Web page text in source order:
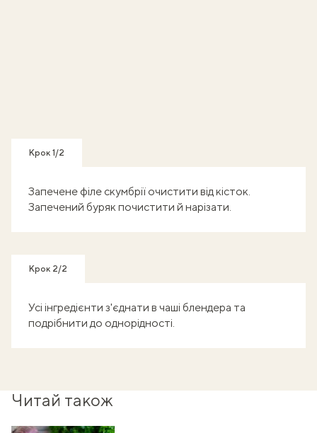
Крок 1/2
Запечене філе скумбрії очистити від кісток.
Запечений буряк почистити й нарізати.
Крок 2/2
Усі інгредієнти з'єднати в чаші блендера та
подрібнити до однорідності.
Читай також